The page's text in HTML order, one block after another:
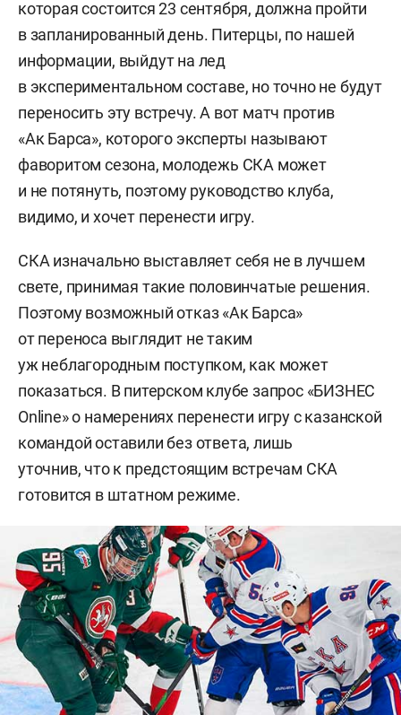
которая состоится 23 сентября, должна пройти
в запланированный день. Питерцы, по нашей
информации, выйдут на лед
в экспериментальном составе, но точно не будут
переносить эту встречу. А вот матч против
«Ак Барса», которого эксперты называют
фаворитом сезона, молодежь СКА может
и не потянуть, поэтому руководство клуба,
видимо, и хочет перенести игру.
СКА изначально выставляет себя не в лучшем
свете, принимая такие половинчатые решения.
Поэтому возможный отказ «Ак Барса»
от переноса выглядит не таким
уж неблагородным поступком, как может
показаться. В питерском клубе запрос «БИЗНЕС
Online» о намерениях перенести игру с казанской
командой оставили без ответа, лишь
уточнив, что к предстоящим встречам СКА
готовится в штатном режиме.